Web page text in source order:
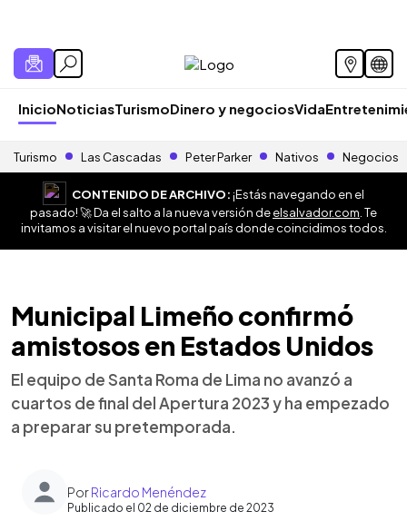
InicioNoticiasTurismoDinero y negociosVida
Turismo Las Cascadas Peter Parker Nativos Negocios
CONTENIDO DE ARCHIVO:¡Estás navegando en el
pasado! 🚀 Da el salto a la nueva versión deelsalvador.com . Te
invitamos a visitar el nuevo portal país donde coincidimos todos.
Municipal Limeño confirmó
amistosos en Estados Unidos
El equipo de Santa Roma de Lima no avanzó a
cuartos de final del Apertura 2023 y ha empezado
a preparar su pretemporada.
PorRicardo Menéndez
Publicado el 02 de diciembre de 2023